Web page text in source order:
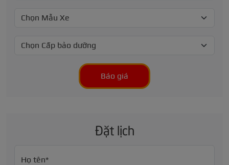
Báo giá
Đặt lịch
Họ tên*